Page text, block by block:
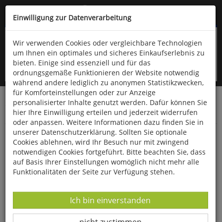
Kompletten Head der Seite überspringen
oder (06766) 9323-960
Startseite Bücher Quelle & Meyer Verlag
Flora
Bestimmungskarten
Alpenblumen im Vergleich
Einwilligung zur Datenverarbeitung
Wir verwenden Cookies oder vergleichbare Technologien
um Ihnen ein optimales und sicheres Einkaufserlebnis zu
bieten. Einige sind essenziell und für das
ordnungsgemäße Funktionieren der Website notwendig
während andere lediglich zu anonymen Statistikzwecken,
für Komforteinstellungen oder zur Anzeige
personalisierter Inhalte genutzt werden. Dafür können Sie
hier Ihre Einwilligung erteilen und jederzeit widerrufen
oder anpassen. Weitere Informationen dazu finden Sie in
unserer Datenschutzerklärung. Sollten Sie optionale
Cookies ablehnen, wird Ihr Besuch nur mit zwingend
notwendigen Cookies fortgeführt. Bitte beachten Sie, dass
auf Basis Ihrer Einstellungen womöglich nicht mehr alle
Funktionalitäten der Seite zur Verfügung stehen.
Datenverarbeitung -
Ich bin einverstanden